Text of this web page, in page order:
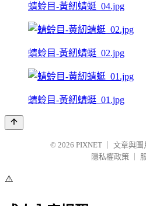
蜻蛉目-黃紉蜻蜓_04.jpg
蜻蛉目-黃紉蜻蜓_02.jpg
蜻蛉目-黃紉蜻蜓_01.jpg
© 2026 PIXNET
文章與圖
隱私權政策
⚠️